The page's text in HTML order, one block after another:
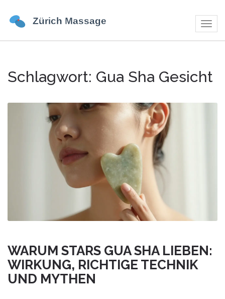
Schlagwort: Gua Sha Gesicht
WARUM STARS GUA SHA LIEBEN:
WIRKUNG, RICHTIGE TECHNIK
UND MYTHEN